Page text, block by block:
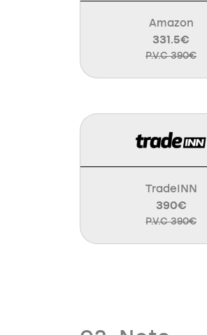
Amazon
331.5€
P.V.C 390€
TradeINN
390€
P.V.C 390€